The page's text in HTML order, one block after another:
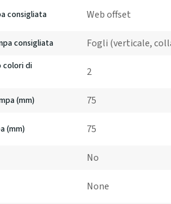
consigliata Web offset
consigliata Fogli (verticale,
colori di
2
(mm) 75
(mm) 75
No
None